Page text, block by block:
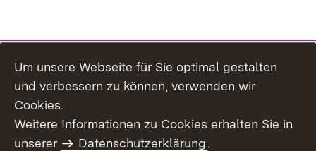
Um unsere Webseite für Sie optimal gestalten
und verbessern zu können, verwenden wir
Cookies.
Weitere Informationen zu Cookies erhalten Sie in
unserer
Datenschutzerklärung.